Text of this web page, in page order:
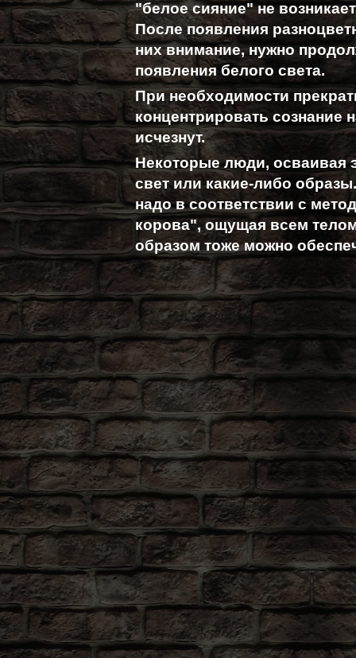
"белое сияние" не
После появления
них внимание, нужно
появления белого света.
При необходимости
концентрировать сознание
исчезнут.
Некоторые люди, осваивая
свет или какие-либо
надо в соответствии с
корова", ощущая всем
образом тоже можно